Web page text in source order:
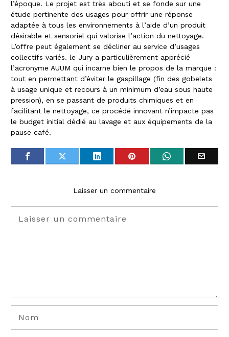
l’époque. Le projet est très abouti et se fonde sur une
étude pertinente des usages pour offrir une réponse
adaptée à tous les environnements à l’aide d’un produit
désirable et sensoriel qui valorise l’action du nettoyage.
L’offre peut également se décliner au service d’usages
collectifs variés. le Jury a particulièrement apprécié
l’acronyme AUUM qui incarne bien le propos de la marque :
tout en permettant d’éviter le gaspillage (fin des gobelets
à usage unique et recours à un minimum d’eau sous haute
pression), en se passant de produits chimiques et en
facilitant le nettoyage, ce procédé innovant n’impacte pas
le budget initial dédié au lavage et aux équipements de la
pause café.
Laisser un commentaire